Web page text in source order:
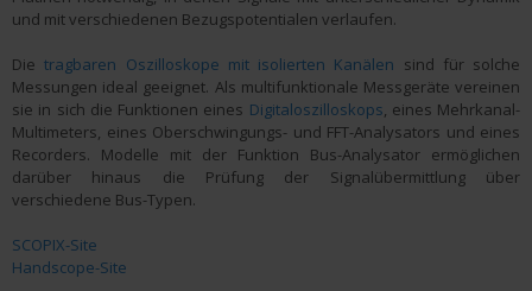
und mit verschiedenen Bezugspotentialen verlaufen.
Dietragbaren Oszilloskope mit isolierten Kanälen sind für solche
Messungen ideal geeignet. Als multifunktionale Messgeräte vereinen
sie in sich die Funktionen eines Digitaloszilloskops, eines Mehrkanal-
Multimeters, eines Oberschwingungs- und FFT-Analysators und eines
Recorders. Modelle mit der Funktion Bus-Analysator ermöglichen
darüber hinaus die Prüfung der Signalübermittlung über
verschiedene Bus-Typen.
SCOPIX-Site
Handscope-Site